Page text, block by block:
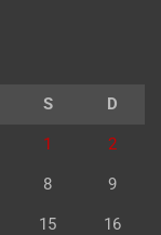
S D
1 2
8 9
15 16